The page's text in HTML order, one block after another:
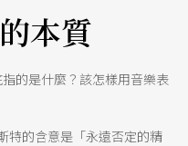
本質
的是什麼？該怎樣用音樂表
特的含意是「永遠否定的精